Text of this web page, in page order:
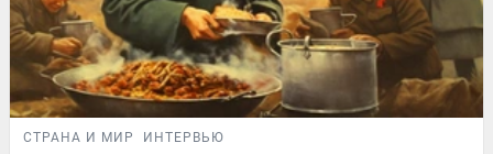
СТРАНА И МИР ИНТЕРВЬЮ